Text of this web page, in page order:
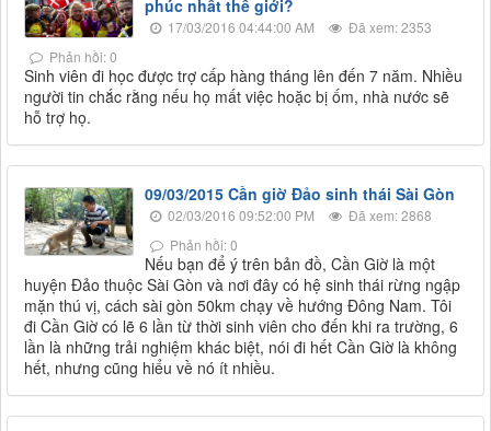
phúc nhất thế giới?
17/03/2016 04:44:00 AM
Đã xem: 2353
Phản hồi: 0
Sinh viên đi học được trợ cấp hàng tháng lên đến 7 năm. Nhiều
người tin chắc rằng nếu họ mất việc hoặc bị ốm, nhà nước sẽ
hỗ trợ họ.
09/03/2015 Cần giờ Đảo sinh thái Sài Gòn
02/03/2016 09:52:00 PM
Đã xem: 2868
Phản hồi: 0
Nếu bạn để ý trên bản đồ, Cần Giờ là một
huyện Đảo thuộc Sài Gòn và nơi đây có hệ sinh thái rừng ngập
mặn thú vị, cách sài gòn 50km chạy về hướng Đông Nam. Tôi
đi Cần Giờ có lẽ 6 lần từ thời sinh viên cho đến khi ra trường, 6
lần là những trải nghiệm khác biệt, nói đi hết Cần Giờ là không
hết, nhưng cũng hiểu về nó ít nhiều.